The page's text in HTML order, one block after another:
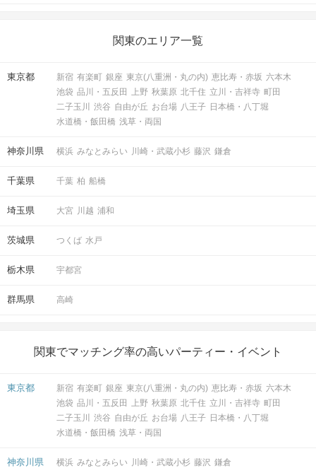
関東のエリア一覧
東京都 新宿 有楽町 銀座 東京(八重洲・丸の内) 恵比寿・赤坂 六本木
池袋 品川・五反田 上野 秋葉原 北千住 立川・吉祥寺 町田
二子玉川
渋谷 自由が丘 お台場 八王子 日本橋・八丁堀
水道橋・飯田橋 浅草・両国
神奈川県 横浜 みなとみらい 川崎・武蔵小杉 藤沢 鎌倉
千葉県 千葉 柏 船橋
埼玉県 大宮 川越 浦和
茨城県 つくば 水戸
栃木県 宇都宮
群馬県 高崎
関東でマッチング率の高いパーティー・イベント
東京都 新宿 有楽町 銀座 東京(八重洲・丸の内) 恵比寿・赤坂 六本木
池袋 品川・五反田 上野 秋葉原 北千住 立川・吉祥寺 町田
二子玉川
渋谷 自由が丘 お台場 八王子 日本橋・八丁堀
水道橋・飯田橋 浅草・両国
神奈川県 横浜 みなとみらい 川崎・武蔵小杉 藤沢 鎌倉